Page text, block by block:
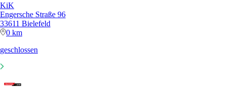
KiK
Engersche Straße 96
33611 Bielefeld
0 km
geschlossen